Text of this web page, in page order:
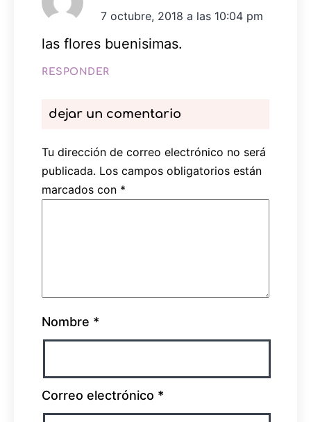
7 octubre, 2018 a las 10:04 pm
las flores buenisimas.
RESPONDER
dejar un comentario
Tu dirección de correo electrónico no será
publicada. Los campos obligatorios están
marcados con *
Nombre *
Correo electrónico *